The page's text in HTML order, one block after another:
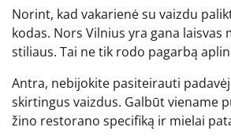
Norint, kad vakarienė su vaizdu
kodas. Nors Vilnius yra gana
stiliaus. Tai ne tik rodo pagarbą
Antra, nebijokite pasiteirauti
skirtingus vaizdus. Galbūt viename
žino restorano specifiką ir mielai